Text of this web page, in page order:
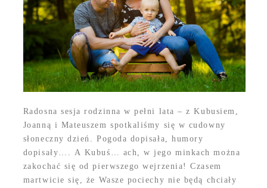
Radosna sesja rodzinna w pełni lata – z Kubusiem,
Joanną i Mateuszem spotkaliśmy się w cudowny
słoneczny dzień. Pogoda dopisała, humory
dopisały…. A Kubuś… ach, w jego minkach można
zakochać się od pierwszego wejrzenia! Czasem
martwicie się, że Wasze pociechy nie będą chciały